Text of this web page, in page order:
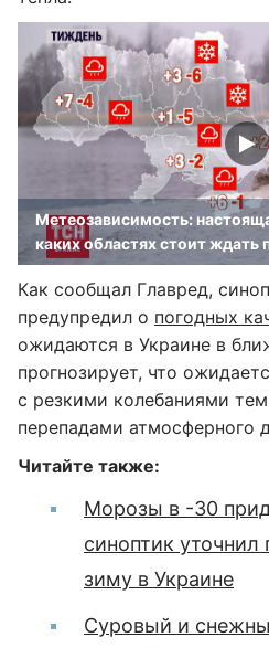
Метеозависимость:
каких областях стоит ждать
Как сообщал Главред,
предупредил о погодных
ожидаются в Украине в
прогнозирует, что
с резкими колебаниями
перепадами атмосферного
Читайте также:
Морозы в -30
синоптик уточнил
зиму в Украине
Суровый и